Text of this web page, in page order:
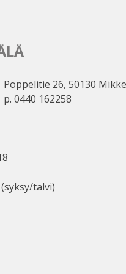
Poppelitie 26, 50130
p. 0440 162258
talvi)